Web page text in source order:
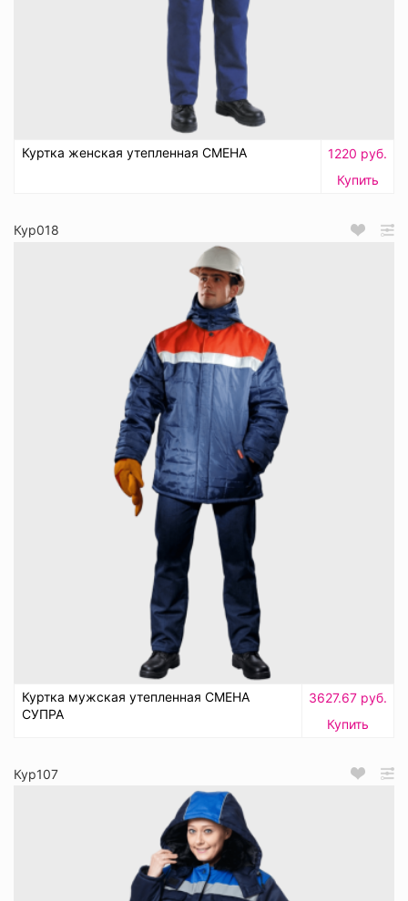
Куртка женская утепленная СМЕНА
1220 руб.
Купить
Кур018
Куртка мужская утепленная СМЕНА
СУПРА
3627.67 руб.
Купить
Кур107